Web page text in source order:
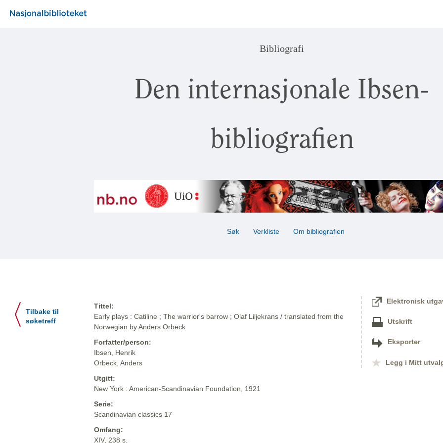
Bibliografi
Den internasjonale Ibsen-
bibliografien
Søk Verkliste Om bibliografien
Tilbake til
søketreff
Tittel:
Early plays : Catiline ; The warrior's barrow ; Olaf Liljekrans / translated from the
Norwegian by Anders Orbeck
Forfatter/person:
Ibsen, Henrik
Orbeck, Anders
Utgitt:
New York : American-Scandinavian Foundation, 1921
Serie:
Scandinavian classics 17
Omfang:
XIV, 238 s.
Elektronisk
Utskrift
Eksporter
Legg i Mitt